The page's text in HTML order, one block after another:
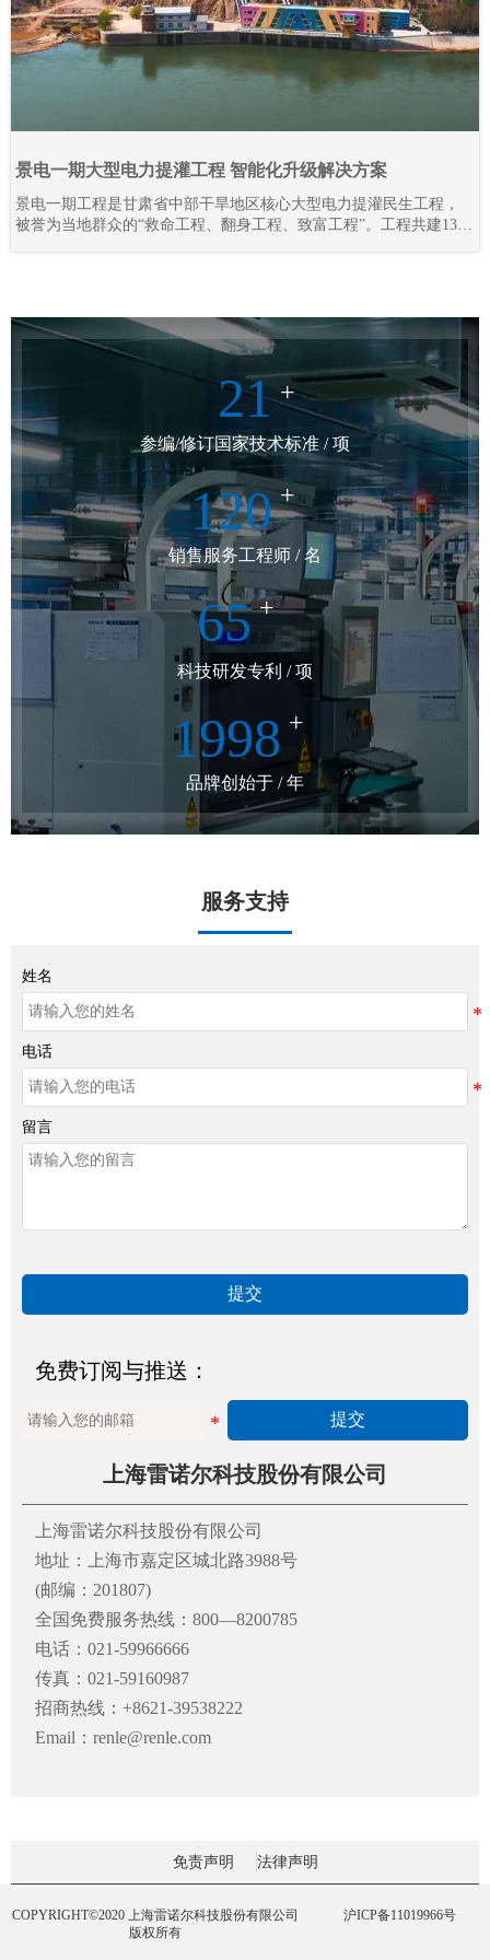
景电一期大型电力提灌工程 智能化升级解决方案
景电一期工程是甘肃省中部干旱地区核心大型电力提灌民生工程，
被誉为当地群众的“救命工程、翻身工程、致富工程”。工程共建13座
21 +
参编/修订国家技术标准 / 项
120 +
销售服务工程师 / 名
65 +
科技研发专利 / 项
1998 +
品牌创始于 / 年
服务支持
姓名
电话
留言
提交
免费订阅与推送：
提交
上海雷诺尔科技股份有限公司
上海雷诺尔科技股份有限公司
地址：上海市嘉定区城北路3988号
(邮编：201807)
全国免费服务热线：800—8200785
电话：021-59966666
传真：021-59160987
招商热线：+8621-39538222
Email：renle@renle.com
免责声明 法律声明
COPYRIGHT©2020 上海雷诺尔科技股份有限公司
版权所有
沪ICP备11019966号